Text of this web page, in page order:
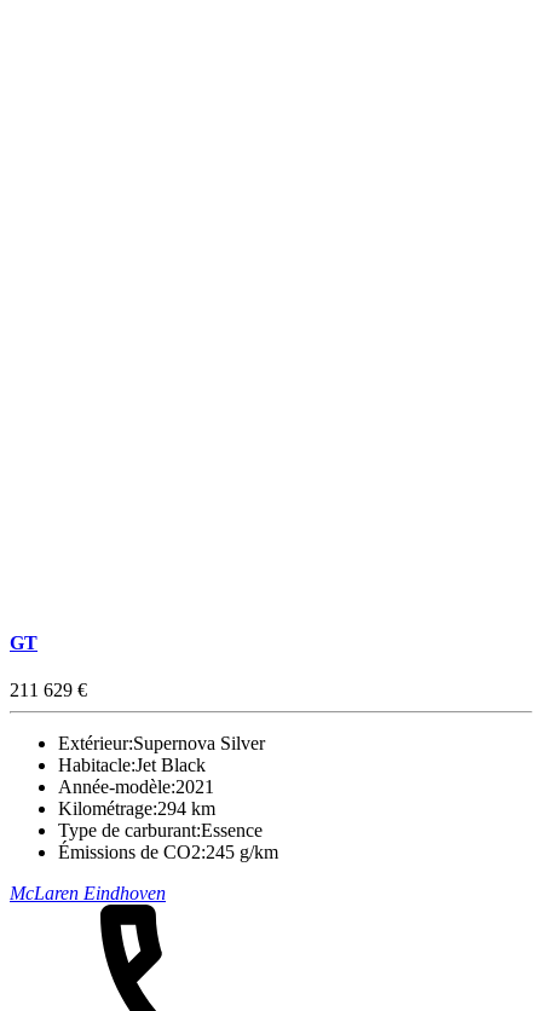
GT
211 629 €
Extérieur:Supernova Silver
Habitacle:Jet Black
Année-modèle:2021
Kilométrage:294 km
Type de carburant:Essence
Émissions de CO2:245 g/km
McLaren Eindhoven